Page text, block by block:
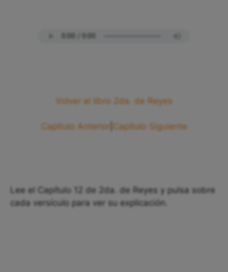
Volver al libro 2da. de Reyes
Capítulo Anterior Capítulo Siguiente
Lee el Capítulo 12 de 2da. de Reyes y pulsa sobre
cada versículo para ver su explicación.